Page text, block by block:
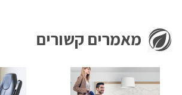
מאמרים קשורים